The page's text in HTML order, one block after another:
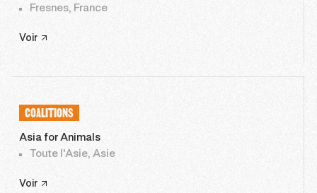
Fresnes, France
Voir
COALITIONS
Asia for Animals
Toute l'Asie, Asie
Voir